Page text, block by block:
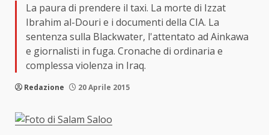
La paura di prendere il taxi. La morte di Izzat
Ibrahim al-Douri e i documenti della CIA. La
sentenza sulla Blackwater, l'attentato ad Ainkawa
e giornalisti in fuga. Cronache di ordinaria e
complessa violenza in Iraq.
Redazione 20 Aprile 2015